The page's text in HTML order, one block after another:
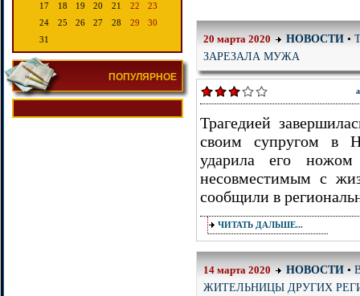
17
18 19 20 21 22
23
24
25 26 27 28 29
30
31
ПОПУЛЯРНОЕ
20 марта 2020 НОВОСТИ •
ЗАРЕЗАЛА МУЖА
Трагедией
своим супругом в
ударила его
несовместимым с
сообщили в
ЧИТАТЬ ДАЛЬШЕ...
14 марта 2020 НОВОСТИ •
ЖИТЕЛЬНИЦЫ ДРУГИХ